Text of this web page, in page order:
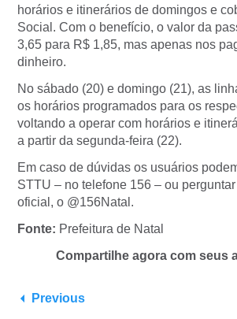
horários e itinerários de domingos e
Social. Com o benefício, o valor da
3,65 para R$ 1,85, mas apenas nos
dinheiro.
No sábado (20) e domingo (21), as
os horários programados para os
voltando a operar com horários e
a partir da segunda-feira (22).
Em caso de dúvidas os usuários
STTU – no telefone 156 – ou
oficial, o @156Natal.
Fonte: Prefeitura de Natal
Compartilhe agora com seus
Previous